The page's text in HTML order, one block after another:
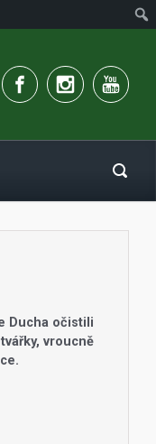
Ducha očistili
vroucně